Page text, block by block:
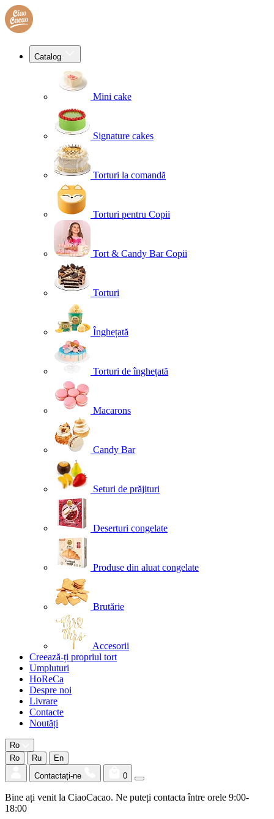
Catalog
Mini cake
Signature cakes
Torturi la comandă
Torturi pentru Copii
Tort & Candy Bar Copii
Torturi
Înghețată
Torturi de înghețată
Macarons
Candy Bar
Seturi de prăjituri
Deserturi congelate
Produse din aluat congelate
Brutărie
Accesorii
Creează-ți propriul tort
Umpluturi
HoReCa
Despre noi
Livrare
Contacte
Noutăți
Ro
Ro
Ru
En
Contactați-ne
0
Bine ați venit la CiaoCacao. Ne puteți contacta între orele 9:00-
18:00